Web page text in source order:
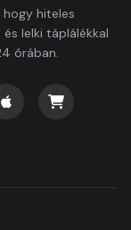
hogy hiteles
lelki táplálékkal
órában.